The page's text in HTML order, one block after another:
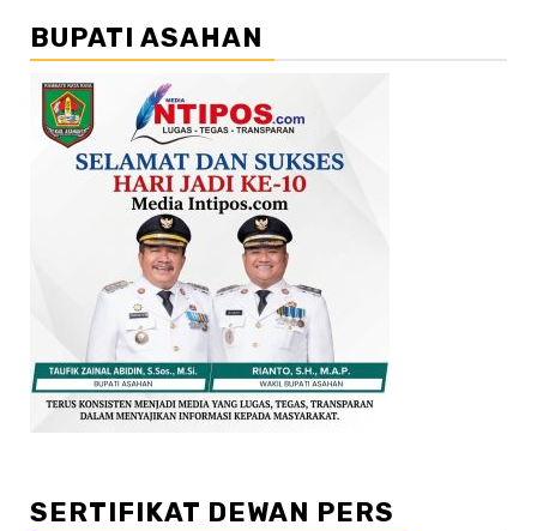
BUPATI ASAHAN
SERTIFIKAT DEWAN PERS